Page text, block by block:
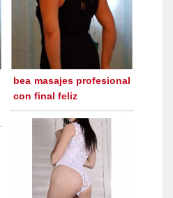
bea masajes profesional
con final feliz